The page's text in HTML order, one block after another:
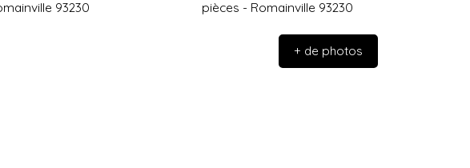
+ de photos